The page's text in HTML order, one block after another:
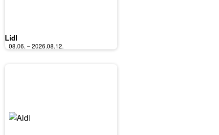
Lidl
08.06. – 2026.08.12.